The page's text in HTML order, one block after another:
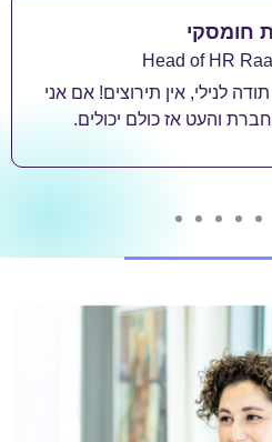
לנילי, אין תירוצים! אם אני
והעט אז כולם יכולים.
חומסקי
Head of HR